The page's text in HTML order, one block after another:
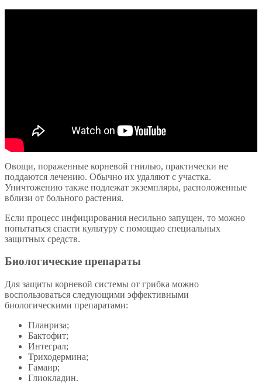
Овощи, пораженные корневой гнилью, практически не
поддаются лечению. Обычно их удаляют с участка.
Уничтожению также подлежат экземпляры, расположенные
вблизи от больного растения.
Если процесс инфицирования несильно запущен, то можно
попытаться спасти культуру с помощью специальных
защитных средств.
Биологические препараты
Для защиты корневой системы от грибка можно
воспользоваться следующими эффективными
биологическими препаратами:
Планриза;
Бактофит;
Интеграл;
Триходермина;
Гамаир;
Глиокладин.